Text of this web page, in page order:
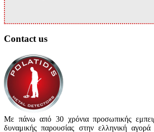
Contact us
Με πάνω από 30 χρόνια προσωπικής
δυναμικής παρουσίας στην ελληνική